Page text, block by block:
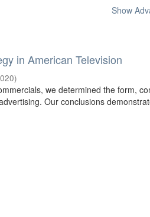
Show
in American Television
)
we determined the form,
Our conclusions